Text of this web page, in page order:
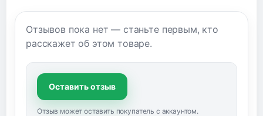
Отзывов пока нет — станьте первым, кто
расскажет об этом товаре.
Оставить отзыв
Отзыв может оставить покупатель с аккаунтом.